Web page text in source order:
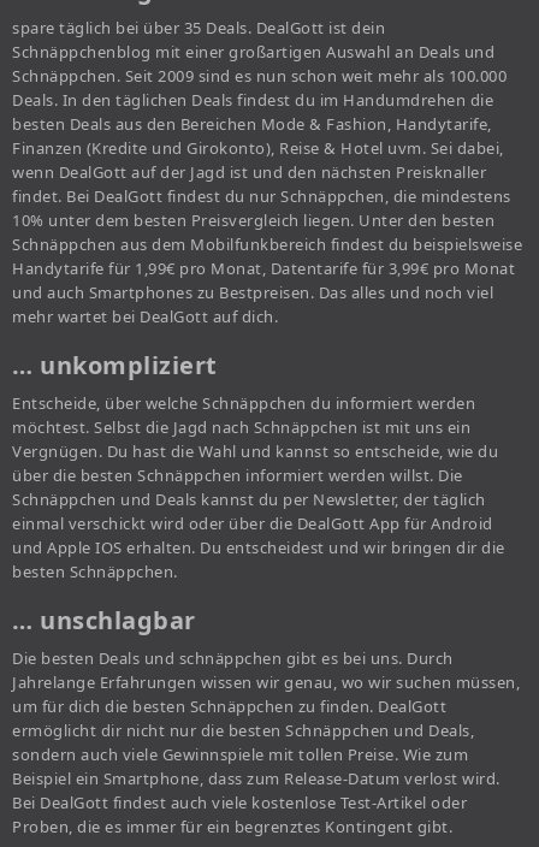
spare täglich bei über 35 Deals. DealGott ist dein
Schnäppchenblog mit einer großartigen Auswahl an Deals und
Schnäppchen. Seit 2009 sind es nun schon weit mehr als 100.000
Deals. In den täglichen Deals findest du im Handumdrehen die
besten Deals aus den Bereichen Mode & Fashion, Handytarife,
Finanzen (Kredite und Girokonto), Reise & Hotel uvm. Sei dabei,
wenn DealGott auf der Jagd ist und den nächsten Preisknaller
findet. Bei DealGott findest du nur Schnäppchen, die mindestens
10% unter dem besten Preisvergleich liegen. Unter den besten
Schnäppchen aus dem Mobilfunkbereich findest du beispielsweise
Handytarife für 1,99€ pro Monat, Datentarife für 3,99€ pro Monat
und auch Smartphones zu Bestpreisen. Das alles und noch viel
mehr wartet bei DealGott auf dich.
… unkompliziert
Entscheide, über welche Schnäppchen du informiert werden
möchtest. Selbst die Jagd nach Schnäppchen ist mit uns ein
Vergnügen. Du hast die Wahl und kannst so entscheide, wie du
über die besten Schnäppchen informiert werden willst. Die
Schnäppchen und Deals kannst du per Newsletter, der täglich
einmal verschickt wird oder über die DealGott App für Android
und Apple IOS erhalten. Du entscheidest und wir bringen dir die
besten Schnäppchen.
… unschlagbar
Die besten Deals und schnäppchen gibt es bei uns. Durch
Jahrelange Erfahrungen wissen wir genau, wo wir suchen müssen,
um für dich die besten Schnäppchen zu finden. DealGott
ermöglicht dir nicht nur die besten Schnäppchen und Deals,
sondern auch viele Gewinnspiele mit tollen Preise. Wie zum
Beispiel ein Smartphone, dass zum Release-Datum verlost wird.
Bei DealGott findest auch viele kostenlose Test-Artikel oder
Proben, die es immer für ein begrenztes Kontingent gibt.